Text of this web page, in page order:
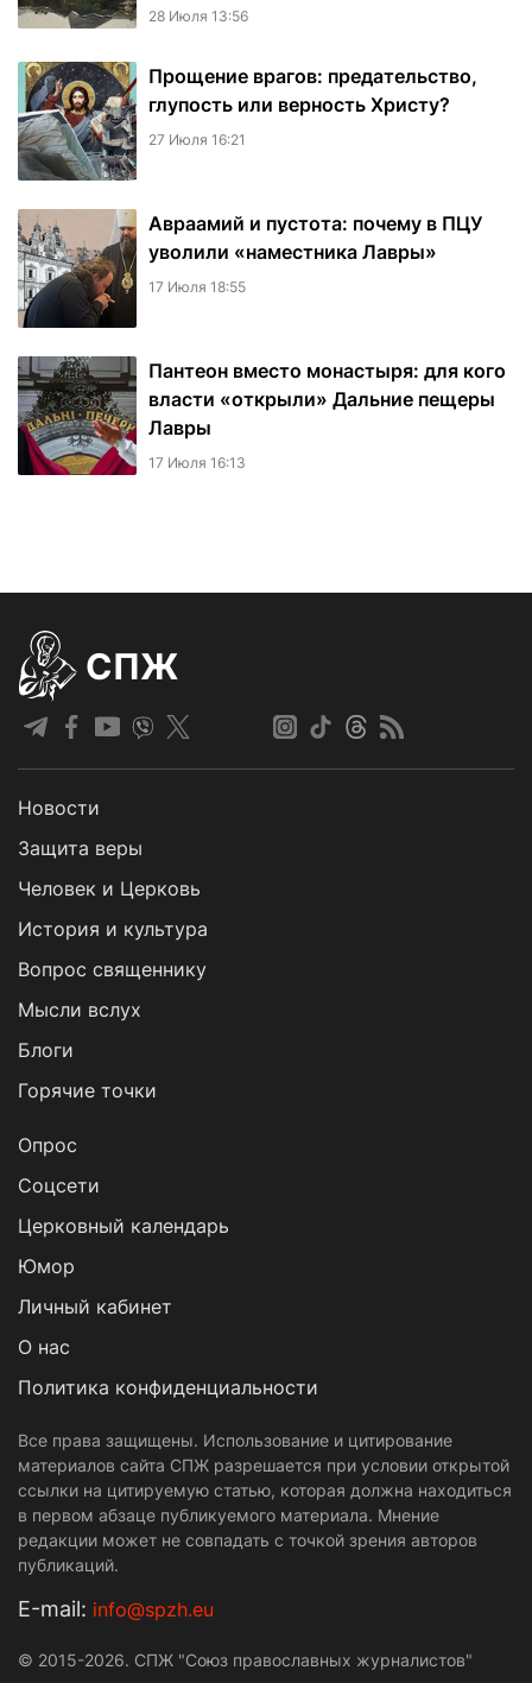
28 Июля 13:56
Прощение врагов: предательство,
глупость или верность Христу?
27 Июля 16:21
Авраамий и пустота: почему в ПЦУ
уволили «наместника Лавры»
17 Июля 18:55
Пантеон вместо монастыря: для кого
власти «открыли» Дальние пещеры
Лавры
17 Июля 16:13
СПЖ
Новости
Защита веры
Человек и Церковь
История и культура
Вопрос священнику
Мысли вслух
Блоги
Горячие точки
Опрос
Cоцсети
Церковный календарь
Юмор
Личный кабинет
О нас
Политика конфиденциальности
Все права защищены. Использование и цитирование
материалов сайта СПЖ разрешается при условии открытой
ссылки на цитируемую статью, которая должна находиться
в первом абзаце публикуемого материала. Мнение
редакции может не совпадать с точкой зрения авторов
публикаций.
Е-mail: info@spzh.eu
© 2015-2026. СПЖ "Союз православных журналистов"